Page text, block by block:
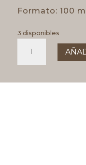
Formato: 100 ml
3 disponibles
DESODORANTE
SPRAY
FRESCOR